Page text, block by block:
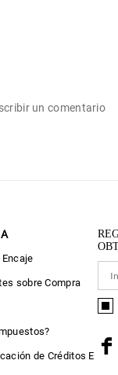
un comentario
sobre Compra
de Créditos E